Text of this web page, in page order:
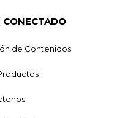
CONECTADO
de Contenidos